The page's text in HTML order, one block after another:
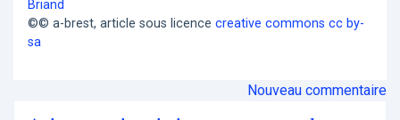
Briand
©© a-brest, article sous licence creative commons cc by-
sa
Nouveau commentaire